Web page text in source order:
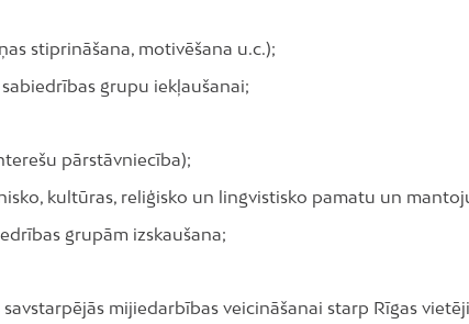
stiprināšana, motivēšana u.c.);
grupu iekļaušanai;
pārstāvniecība);
kultūras, reliģisko un lingvistisko pamatu un
grupām izskaušana;
mijiedarbības veicināšanai starp Rīgas